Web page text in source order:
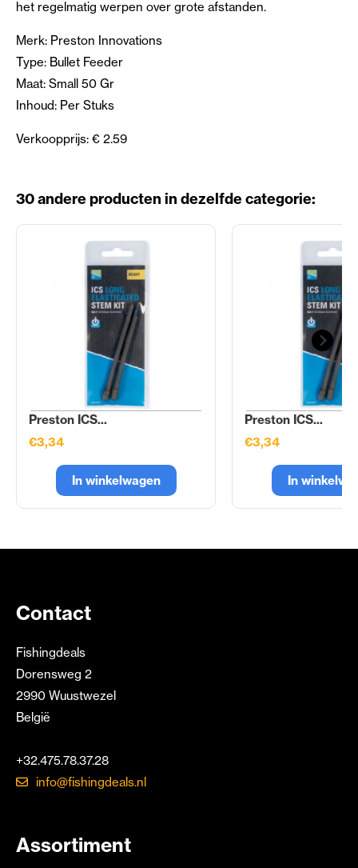
het regelmatig werpen over grote afstanden.
Merk: Preston Innovations
Type: Bullet Feeder
Maat: Small 50 Gr
Inhoud: Per Stuks
Verkoopprijs: € 2.59
30 andere producten in dezelfde categorie:
Preston ICS...
€3,34
In winkelwagen
Preston ICS...
€3,34
In
Contact
Fishingdeals
Dorensweg 2
2990 Wuustwezel
België
+32.475.78.37.28
info@fishingdeals.nl
Assortiment